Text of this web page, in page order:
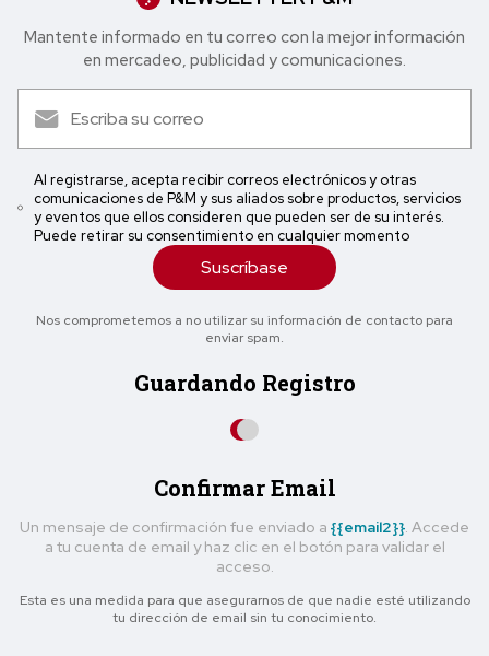
Mantente informado en tu correo con la mejor in formación
en mercadeo, publicidad y comunicaciones.
Al registrarse, acepta recibir correos electrónicos y otras
comunicaciones de P&M y sus aliados sobre productos, servicios
y eventos que ellos consideren que pueden ser de su interés.
Puede retirar su consentimiento en cualquier momento
Suscríbase
Nos comprometemos a no utilizar su información de contacto para
enviar spam.
Guardando Registro
Confirmar Email
Un mensaje de confirmación fue enviado a {{email2}}. Accede
a tu cuenta de email y haz clic en el botón para validar el
acceso.
Esta es una medida para que asegurarnos de que nadie esté utilizando
tu dirección de email sin tu conocimiento.